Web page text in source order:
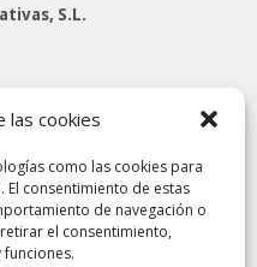
las cookies
como las cookies para
consentimiento de estas
de navegación o
el consentimiento,
S.L.